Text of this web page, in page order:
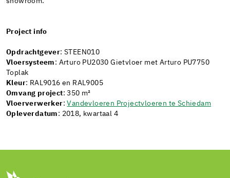
Project info
Opdrachtgever: STEEN010
Vloersysteem : Arturo PU2030 Gietvloer met Arturo PU7750
Toplak
Kleur: RAL9016 en RAL9005
Omvang project: 350 m²
Vloerverwerker:Vandevloeren Projectvloeren te Schiedam
Opleverdatum : 2018, kwartaal 4